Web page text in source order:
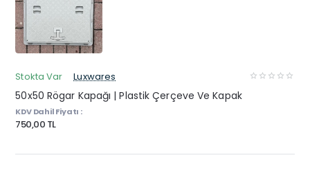
Stokta Var Luxwares
50x50 Rögar Kapağı | Plastik Çerçeve Ve Kapak
KDV Dahil Fiyatı :
750,00 TL